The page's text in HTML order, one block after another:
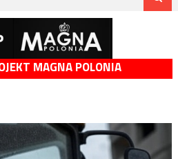
MAGNA POLONIA